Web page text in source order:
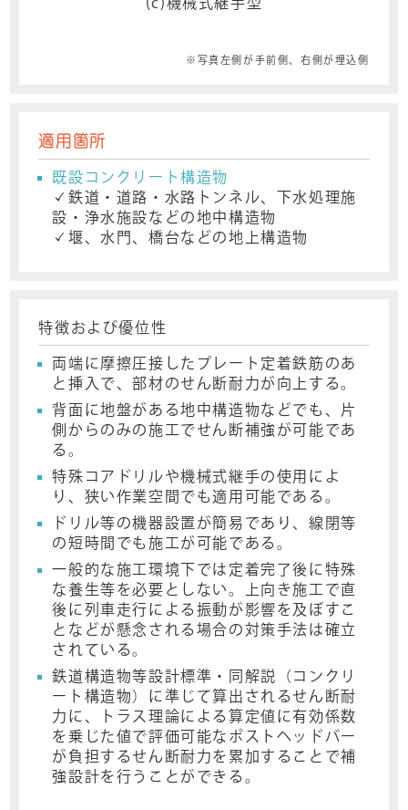
(c)機械式継手型
※写真左側が手前側、右側が埋込側
適用箇所
既設コンクリート構造物
✓鉄道・道路・水路トンネル、下水処理施
設・浄水施設などの地中構造物
✓堰、水門、橋台などの地上構造物
特徴および優位性
両端に摩擦圧接したプレート定着鉄筋のあ
と挿入で、部材のせん断耐力が向上する。
背面に地盤がある地中構造物などでも、片
側からのみの施工でせん断補強が可能であ
る。
特殊コアドリルや機械式継手の使用によ
り、狭い作業空間でも適用可能である。
ドリル等の機器設置が簡易であり、線閉等
の短時間でも施工が可能である。
一般的な施工環境下では定着完了後に特殊
な養生等を必要としない。上向き施工で直
後に列車走行による振動が影響を及ぼすこ
となどが懸念される場合の対策手法は確立
されている。
鉄道構造物等設計標準・同解説（コンクリ
ート構造物）に準じて算出されるせん断耐
力に、トラス理論による算定値に有効係数
を乗じた値で評価可能なポストヘッドバー
が負担するせん断耐力を累加することで補
強設計を行うことができる。